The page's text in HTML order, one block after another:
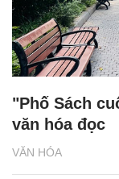
VĂN HÓA
"Phố Sách
văn hóa đọc